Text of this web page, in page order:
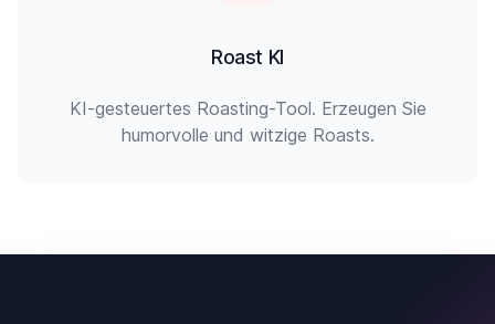
Roast KI
KI-gesteuertes Roasting-Tool. Erzeugen Sie
humorvolle und witzige Roasts.